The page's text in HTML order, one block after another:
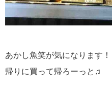
あかし魚笑が気になります！
帰りに買って帰ろーっと♫